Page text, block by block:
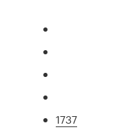
1737